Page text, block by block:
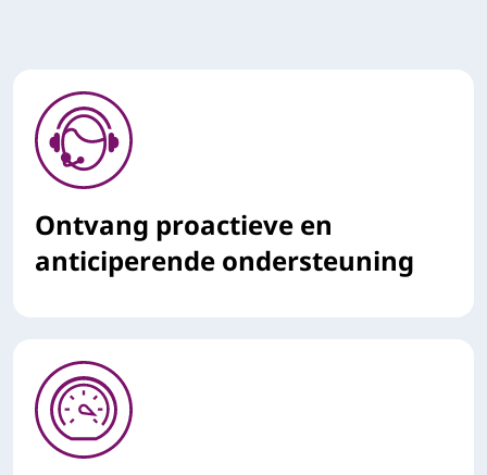
Ontvang proactieve en
anticiperende ondersteuning